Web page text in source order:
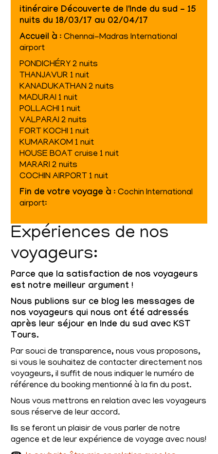
itinéraire Découverte de l'Inde du sud - 15
nuits du 18/03/17 au 02/04/17
Accueil à : Chennai-Madras International
airport
PONDICHÉRY 2 nuits
THANJAVUR 1 nuit
KANADUKATHAN 2 nuits
MADURAI 1 nuit
POLLACHI 1 nuit
VALPARAI 2 nuits
FORT KOCHI 1 nuit
KUMARAKOM 1 nuit
HOUSE BOAT cruise 1 nuit
MARARI 2 nuits
COCHIN AIRPORT 1 nuit
Fin de votre voyage à : Cochin International
airport:
Expériences de nos
voyageurs:
Parce que la satisfaction de nos voyageurs
est notre meilleur argument !
Nous publions sur ce blog les messages de
nos voyageurs qui nous ont été adressés
après leur séjour en Inde du sud avec KST
Tours.
Par souci de transparence, nous vous proposons,
si vous le souhaitez de contacter directement nos
voyageurs, il suffit de nous indiquer le numéro de
référence du booking mentionné à la fin du post.
Nous vous mettrons en relation avec les voyageurs
sous réserve de leur accord.
Ils se feront un plaisir de vous parler de notre
agence et de leur expérience de voyage avec nous!